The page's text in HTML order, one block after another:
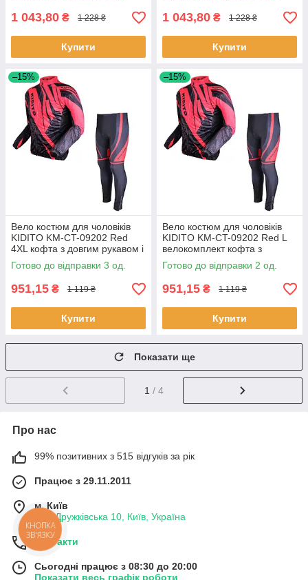
1 043,80 ₴ 1 228 ₴
Купити
1 043,80 ₴ 1 228 ₴
Купити
–15%
Вело костюм для чоловіків
KIDITO KM-CT-09202 Red
4XL кофта з довгим рукавом і
штани 3 шт.
Готово до відправки 3 од.
951,15 ₴ 1 119 ₴
Купити
–15%
Вело костюм для чоловіків
KIDITO KM-CT-09202 Red L
велокомплект кофта з
довгими рукавами та
штанами 2 шт.
Готово до відправки 2 од.
951,15 ₴ 1 119 ₴
Купити
Показати ще
1 / 4
Про нас
99% позитивних з 515 відгуків за рік
Працює з 29.11.2011
м. Київ
вул. Дружківська 10, Київ, Україна
Контакти
Сьогодні працює з 08:30 до 20:00
Показати весь графік роботи
КНОПКА
ЗВ'ЯЗКУ